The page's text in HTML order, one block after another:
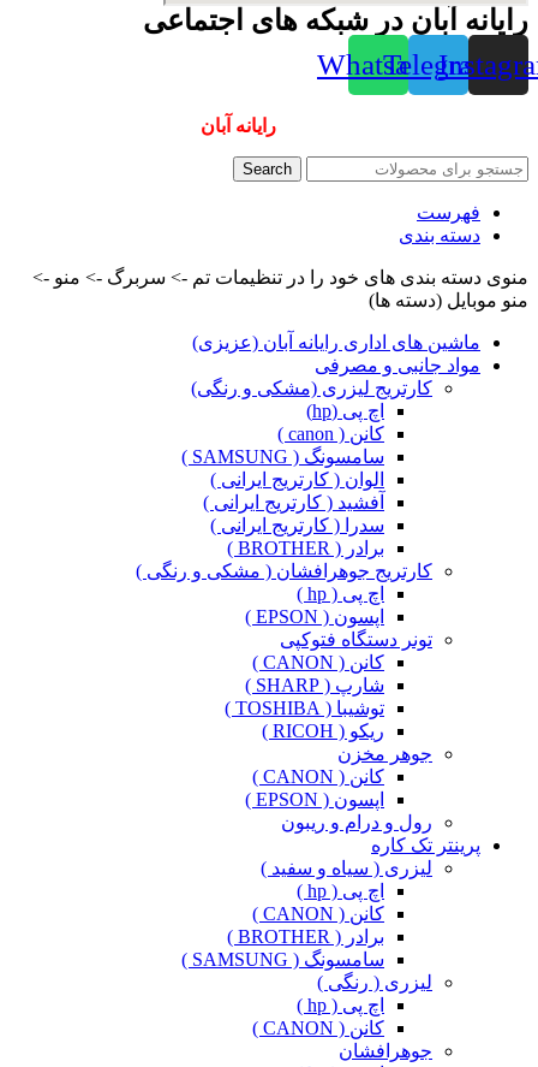
رایانه آبان در شبکه های اجتماعی
Telegram
Whatsapp
رایانه آبان
Search
فهرست
دسته بندی
منوی دسته بندی های خود را در تنظیمات تم -> سربرگ -> منو ->
منو موبایل (دسته ها)
ماشین های اداری رایانه آبان (عزیزی)
مواد جانبی و مصرفی
کارتریج لیزری (مشکی و رنگی)
اچ پی (hp)
کانن ( canon )
سامسونگ ( SAMSUNG )
الوان ( کارتریج ایرانی )
آفشید ( کارتریج ایرانی )
سدرا ( کارتریج ایرانی )
برادر ( BROTHER )
کارتریج جوهرافشان ( مشکی و رنگی )
اچ پی ( hp )
اپسون ( EPSON )
تونر دستگاه فتوکپی
کانن ( CANON )
شارپ ( SHARP )
توشیبا ( TOSHIBA )
ریکو ( RICOH )
جوهر مخزن
کانن ( CANON )
اپسون ( EPSON )
رول و درام و ریبون
پرینتر تک کاره
لیزری ( سیاه و سفید )
اچ پی ( hp )
کانن ( CANON )
برادر ( BROTHER )
سامسونگ ( SAMSUNG )
لیزری ( رنگی )
اچ پی ( hp )
کانن ( CANON )
جوهرافشان